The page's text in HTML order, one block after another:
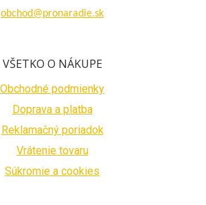
obchod@pronaradie.sk
VŠETKO O NÁKUPE
Obchodné podmienky
Doprava a platba
Reklamačný poriadok
Vrátenie tovaru
Súkromie a cookies